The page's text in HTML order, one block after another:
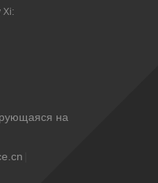
Xi:
на
